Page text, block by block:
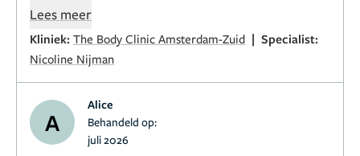
verscheidene behandelingen vertrouw ik haar
blindelings. Ik ben zo blij en gerustgesteld dat ik haar
heb gevonden. Ze is een top arts en bovenop een zeer
fijn en goed mens. Ik aarzel geen moment om haar
Lees meer
Kliniek: The Body Clinic Amsterdam-Zuid | Specialist:
Nicoline Nijman
A
Alice
Behandeld op:
juli 2026